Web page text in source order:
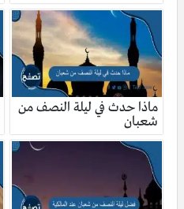
ماذا حدث في ليلة النصف من
شعبان